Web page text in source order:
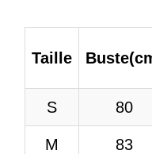
Taille
S 80
M 83